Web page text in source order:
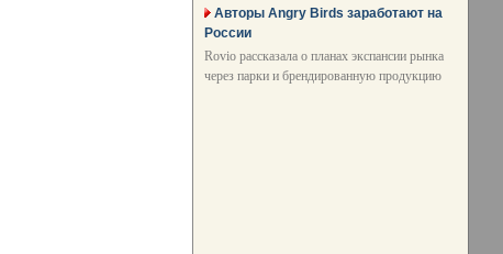
Авторы Angry Birds заработают на
России
Rovio рассказала о планах экспансии рынка
через парки и брендированную продукцию